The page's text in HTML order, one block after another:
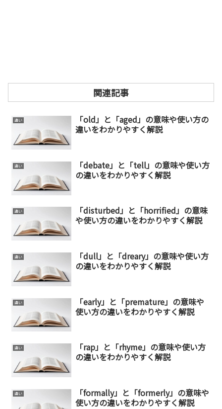
関連記事
違い
「old」と「aged」の意味や使い方の
違いをわかりやすく解説
違い
「debate」と「tell」の意味や使い方
の違いをわかりやすく解説
違い
「disturbed」と「horrified」の意味
や使い方の違いをわかりやすく解説
違い
「dull」と「dreary」の意味や使い方
の違いをわかりやすく解説
違い
「early」と「premature」の意味や
使い方の違いをわかりやすく解説
違い
「rap」と「rhyme」の意味や使い方
の違いをわかりやすく解説
違い
「formally」と「formerly」の意味や
使い方の違いをわかりやすく解説